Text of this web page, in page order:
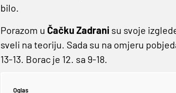
bilo.
Porazom u Čačku Zadrani su svoje
sveli na teoriju. Sada su na omjeru
13-13. Borac je 12. sa 9-18.
Oglas